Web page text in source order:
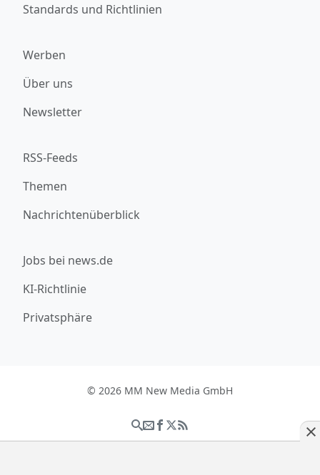
Standards und Richtlinien
Werben
Über uns
Newsletter
RSS-Feeds
Themen
Nachrichtenüberblick
Jobs bei news.de
KI-Richtlinie
Privatsphäre
© 2026 MM New Media GmbH